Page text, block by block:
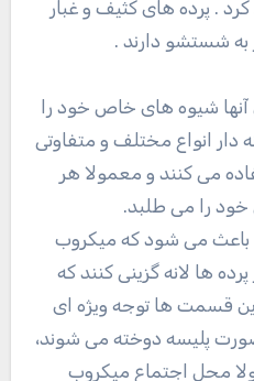
. پرده های کثیف و غبار
به شستشو دارند .
آنها شیوه های خاص خود را
دار انواع مختلف و متفاوتی
می کنند و معمولا هر
را می طلبد.
باعث می شود که میکروب
ها لانه گزینی کنند که
قسمت ها توجه ویژه ای
پلیسه دوخته می شوند،
محل اجتماع میکروب